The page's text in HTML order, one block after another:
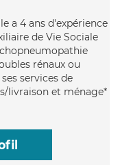
a 4 ans d'expérience
de Vie Sociale
rénaux ou
services de
livraison et ménage*